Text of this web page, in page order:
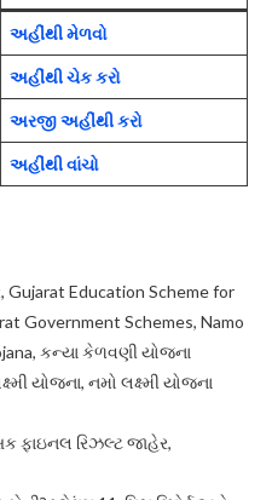
અહીંથી મેળવો
અહીંથી ચેક કરો
અરજી અહીંથી કરો
અહીંથી વાંચો
,Gujarat Education Scheme for
Government Schemes, Namo
, કન્યા કેળવણી યોજના
યોજના, નમો લક્ષ્મી યોજના
ફાઇનલ રિઝલ્ટ જાહેર,